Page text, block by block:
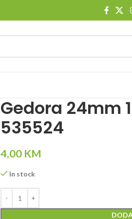
Gedora 24mm
535524
4,00 KM
In stock